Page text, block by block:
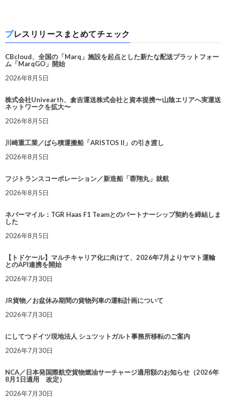
プレスリリースまとめてチェック
CBcloud、全国の「Marq」施設を起点とした新たな配送プラットフォー
ム「MarqGO」開始
2026年8月5日
株式会社Univearth、倉吉運送株式会社と資本提携〜山陰エリアへ実運送
ネットワークを拡大〜
2026年8月5日
川崎重工業／ばら積運搬船「ARISTOS II」の引き渡し
2026年8月5日
フジトランスコーポレーション／新造船「蓉翔丸」就航
2026年8月5日
ネバーマイル：TGR Haas F1 Teamとのパートナーシップ契約を締結しま
した
2026年8月5日
【トドケール】マルチキャリア化に向けて、2026年7月よりヤマト運輸
とのAPI連携を開始
2026年7月30日
JR貨物／お盆休み期間の貨物列車の運転計画について
2026年7月30日
にしてつドイツ現地法人 シュツットガルト事務所移転のご案内
2026年7月30日
NCA／日本発国際航空貨物燃油サーチャージ適用額のお知らせ（2026年
8月1日適用 改定）
2026年7月30日